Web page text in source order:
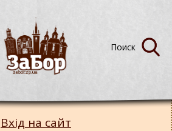
Вхід на сайт